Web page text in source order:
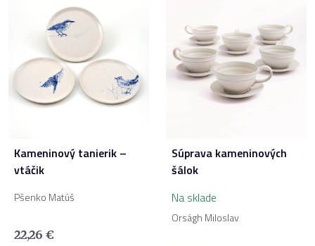
Kameninový tanierik –
vtáčik
Pšenko Matúš
22,26 €
Súprava kameninových
šálok
Na sklade
Orságh Miloslav